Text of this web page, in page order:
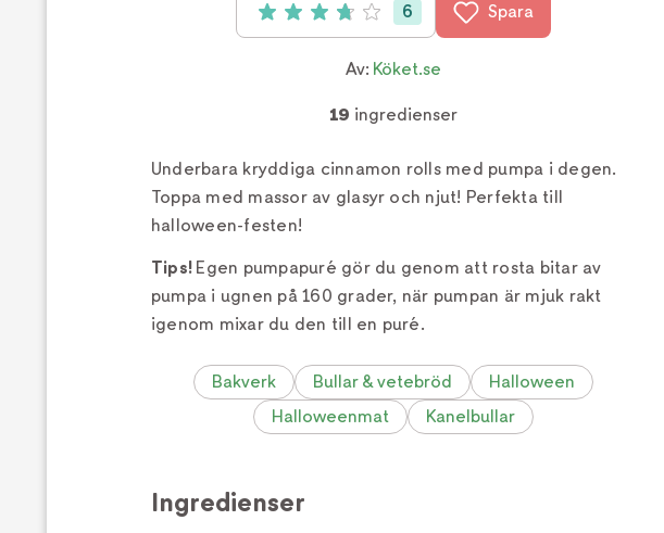
Betyg: 3.8 av 5 (6 röster)
6 Spara
Av: Köket.se
19 ingredienser
Underbara kryddiga cinnamon rolls med pumpa i degen.
Toppa med massor av glasyr och njut! Perfekta till
halloween-festen!
Tips! Egen pumpapuré gör du genom att rosta bitar av
pumpa i ugnen på 160 grader, när pumpan är mjuk rakt
igenom mixar du den till en puré.
Bakverk Bullar & vetebröd
Halloween
Halloweenmat
Kanelbullar
Ingredienser